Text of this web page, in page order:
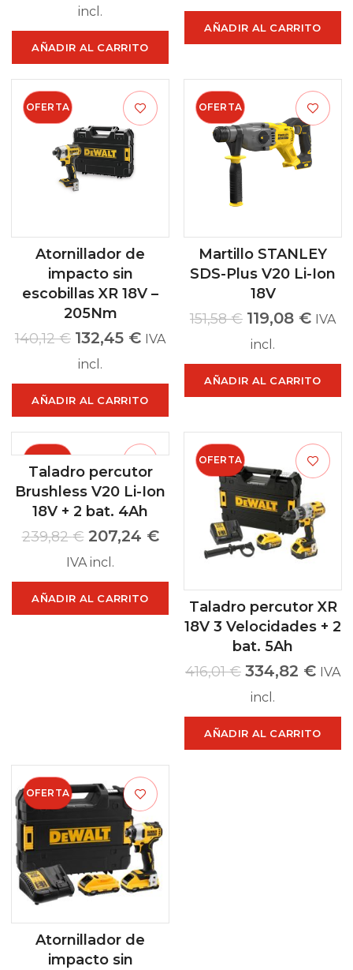
incl.
AÑADIR AL CARRITO
AÑADIR AL CARRITO
OFERTA
Atornillador de
impacto sin
escobillas XR 18V –
205Nm
140,12€ 132,45 € IVA
incl.
AÑADIR AL CARRITO
OFERTA
Martillo STANLEY
SDS-Plus V20 Li-Ion
18V
151,58€ 119,08 € IVA
incl.
AÑADIR AL CARRITO
Taladro percutor
Brushless V20 Li-Ion
18V + 2 bat. 4Ah
239,82€ 207,24 €
IVA incl.
AÑADIR AL CARRITO
OFERTA
Taladro percutor XR
18V 3 Velocidades + 2
bat. 5Ah
416,01€ 334,82 € IVA
incl.
AÑADIR AL CARRITO
OFERTA
Atornillador de
impacto sin